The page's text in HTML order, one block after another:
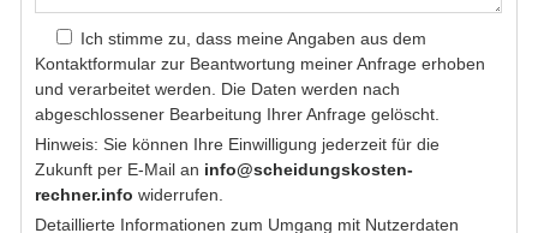
Ich stimme zu, dass meine Angaben aus dem
Kontaktformular zur Beantwortung meiner Anfrage erhoben
und verarbeitet werden. Die Daten werden nach
abgeschlossener Bearbeitung Ihrer Anfrage gelöscht.
Hinweis: Sie können Ihre Einwilligung jederzeit für die
Zukunft per E-Mail an info@scheidungskosten-
rechner.info widerrufen.
Detaillierte Informationen zum Umgang mit Nutzerdaten